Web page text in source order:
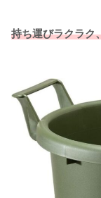
持ち運びラクラク